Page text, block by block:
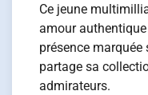
Ce jeune
amour
présence
partage sa
admirateurs.